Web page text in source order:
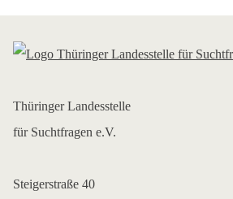
Thüringer Landesstelle
für Suchtfragen e.V.
Steigerstraße 40